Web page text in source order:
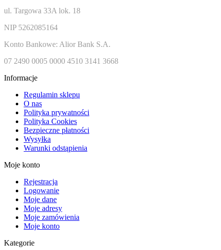
ul. Targowa 33A lok. 18
NIP 5262085164
Konto Bankowe: Alior Bank S.A.
07 2490 0005 0000 4510 3141 3668
Informacje
Regulamin sklepu
O nas
Polityka prywatności
Polityka Cookies
Bezpieczne płatności
Wysyłka
Warunki odstąpienia
Moje konto
Rejestracja
Logowanie
Moje dane
Moje adresy
Moje zamówienia
Moje konto
Kategorie